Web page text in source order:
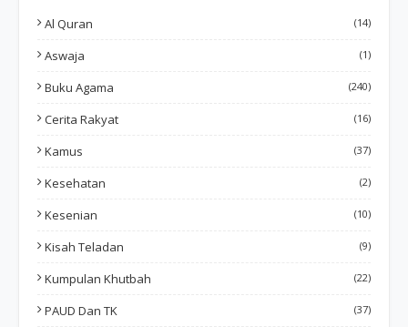
Al Quran (14)
Aswaja (1)
Buku Agama (240)
Cerita Rakyat (16)
Kamus (37)
Kesehatan (2)
Kesenian (10)
Kisah Teladan (9)
Kumpulan Khutbah (22)
PAUD Dan TK (37)